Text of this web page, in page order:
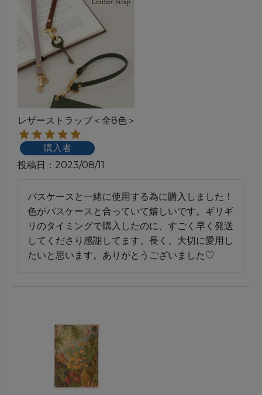
レザーストラップ＜全8色＞
購入者
投稿日
2023/08/11
パスケースと一緒に使用する為に購入しました！
色がパスケースと合っていて嬉しいです。ギリギ
リのタイミングで購入したのに、すごく早く発送
してくださり感謝してます。長く、大切に愛用し
たいと思います。ありがとうございました♡